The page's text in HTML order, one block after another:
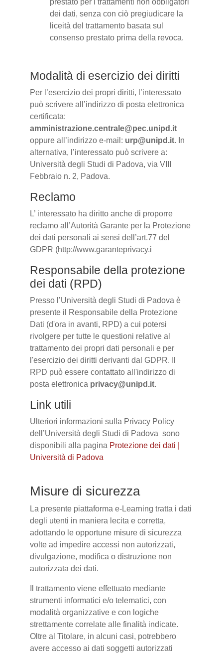
prestato per i trattamenti non obbligatori
dei dati, senza con ciò pregiudicare la
liceità del trattamento basata sul
consenso prestato prima della revoca.
Modalità di esercizio dei diritti
Per l’esercizio dei propri diritti, l’interessato
può scrivere all’indirizzo di posta elettronica
certificata:
amministrazione.centrale@pec.unipd.it
oppure all’indirizzo e-mail: urp@unipd.it. In
alternativa, l’interessato può scrivere a:
Università degli Studi di Padova, via VIII
Febbraio n. 2, Padova.
Reclamo
L’ interessato ha diritto anche di proporre
reclamo all’Autorità Garante per la Protezione
dei dati personali ai sensi dell’art.77 del
GDPR (http://www.garanteprivacy.i
Responsabile della protezione
dei dati (RPD)
Presso l’Università degli Studi di Padova è
presente il Responsabile della Protezione
Dati (d'ora in avanti, RPD) a cui potersi
rivolgere per tutte le questioni relative al
trattamento dei propri dati personali e per
l'esercizio dei diritti derivanti dal GDPR. Il
RPD può essere contattato all'indirizzo di
posta elettronica privacy@unipd.it.
Link utili
Ulteriori informazioni sulla Privacy Policy
dell’Università degli Studi di Padova sono
disponibili alla pagina Protezione dei dati |
Università di Padova
Misure di sicurezza
La presente piattaforma e-Learning tratta i dati
degli utenti in maniera lecita e corretta,
adottando le opportune misure di sicurezza
volte ad impedire accessi non autorizzati,
divulgazione, modifica o distruzione non
autorizzata dei dati.
Il trattamento viene effettuato mediante
strumenti informatici e/o telematici, con
modalità organizzative e con logiche
strettamente correlate alle finalità indicate.
Oltre al Titolare, in alcuni casi, potrebbero
avere accesso ai dati soggetti autorizzati